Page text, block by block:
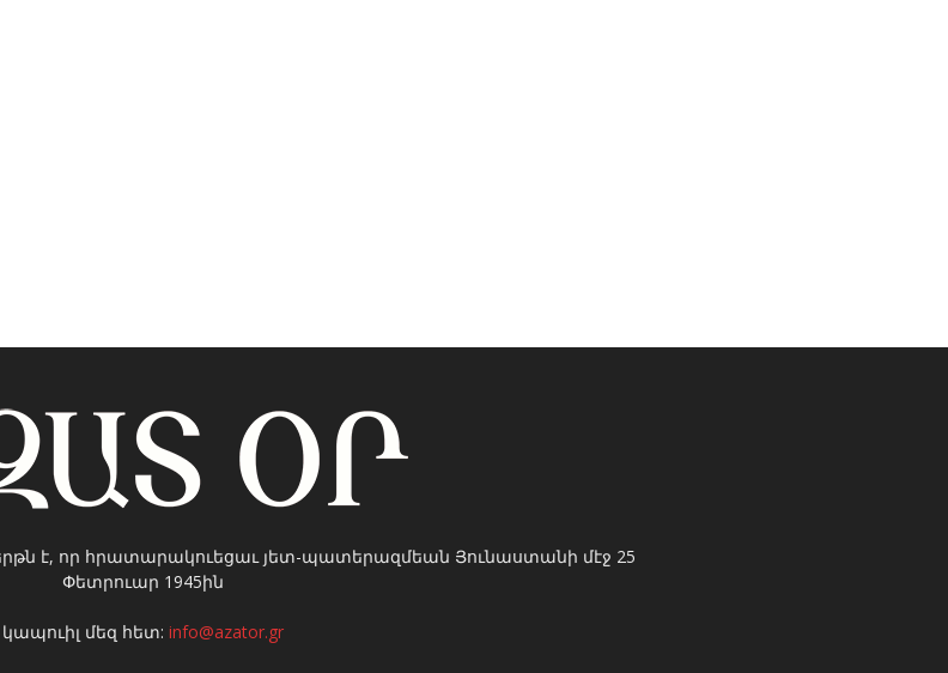
է, որ հրատարակուեցաւ յետ-պատերազմեան Յունաստանի մէջ 25
Փետրուար 1945ին
կապուիլ մեզ հետ:info@azator.gr